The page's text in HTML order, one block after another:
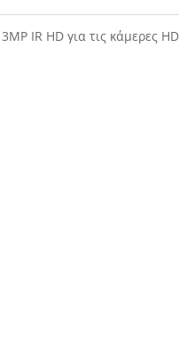
IR HD για τις κάμερες HD